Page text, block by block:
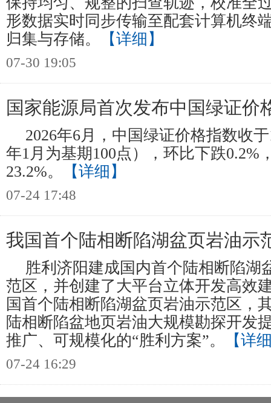
形数据实时同步传输至配套计算机终
归集与存储。
【详细】
07-30 19:05
国家能源局首次发布中国绿证价
2026年6月，中国绿证价格指数收
年1月为基期100点），环比下跌0.2%
23.2%。
【详细】
07-24 17:48
我国首个陆相断陷湖盆页岩油示
胜利济阳建成国内首个陆相断陷湖
范区，并创建了大平台立体开发高效
国首个陆相断陷湖盆页岩油示范区，
陆相断陷盆地页岩油大规模勘探开发
推广、可规模化的“胜利方案”。
【详
07-24 16:29